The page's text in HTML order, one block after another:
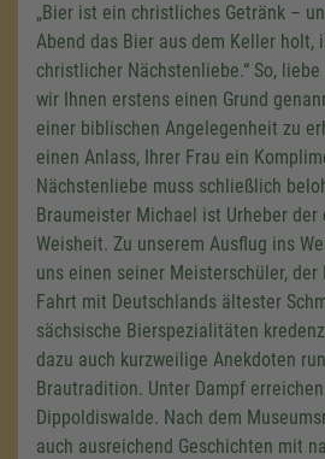
„Bier ist ein christliches Getränk –
Abend das Bier aus dem Keller holt,
christlicher Nächstenliebe.“ So,
wir Ihnen erstens einen Grund
einer biblischen Angelegenheit zu
einen Anlass, Ihrer Frau ein
Nächstenliebe muss schließlich
Braumeister Michael ist Urheber der
Weisheit. Zu unserem Ausflug ins
uns einen seiner Meisterschüler, der
Fahrt mit Deutschlands ältester
sächsische Bierspezialitäten
dazu auch kurzweilige Anekdoten
Brautradition. Unter Dampf
Dippoldiswalde. Nach dem
auch ausreichend Geschichten mit